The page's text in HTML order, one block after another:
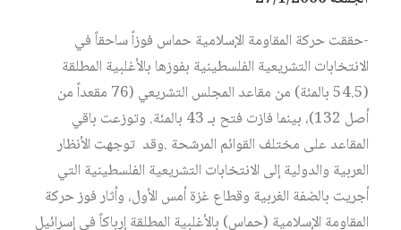
-حققت حركة المقاومة الإسلامية حماس فوزاً ساحقاً في
الانتخابات التشريعية الفلسطينية بفوزها بالأغلبية المطلقة
(54.5 بالمئة) من مقاعد المجلس التشريعي (76 مقعداً من
أصل 132)، بينما فازت فتح بـ 43 بالمئة. وتوزعت باقي
المقاعد على مختلف القوائم المرشحة .وقد توجهت الأنظار
العربية والدولية إلى الانتخابات التشريعية الفلسطينية التي
أجريت بالضفة الغربية وقطاع غزة أمس الأول، وأثار فوز حركة
المقاومة الإسلامية (حماس) بالأغلبية المطلقة إرباكاً في إسرائيل